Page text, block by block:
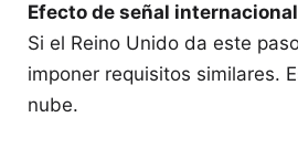
Efecto de señal internacional
Si el Reino Unido da este
imponer requisitos similares.
nube.